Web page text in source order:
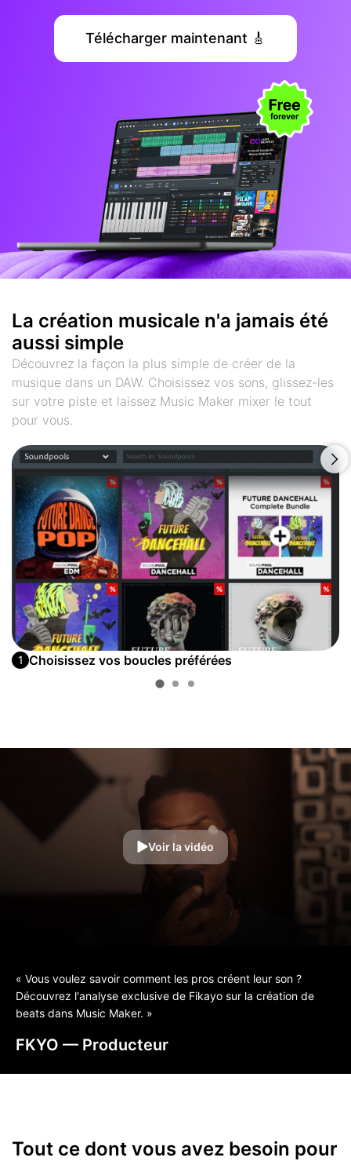
Télécharger maintenant 🎸
La création musicale n'a jamais été
aussi simple
Découvrez la façon la plus simple de créer de la
musique dans un DAW. Choisissez vos sons, glissez-les
sur votre piste et laissez Music Maker mixer le tout
pour vous.
1 Choisissez vos boucles préférées
Voir la vidéo
FKYO — Producteur
« Vous voulez savoir comment les pros créent leur son ?
Découvrez l'analyse exclusive de Fikayo sur la création de
beats dans Music Maker. »
Tout ce dont vous avez besoin pour